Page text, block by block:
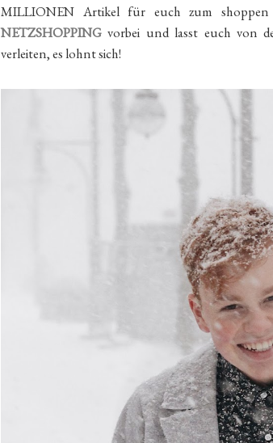
MILLIONEN Artikel für euch zum
NETZSHOPPING vorbei und lasst euch von
verleiten, es lohnt sich!